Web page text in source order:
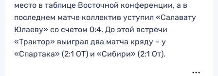
место в таблице Восточной конференции, а в
последнем матче коллектив уступил «Салавату
Юлаеву» со счетом 0:4. До этой встречи
«Трактор» выиграл два матча кряду – у
«Спартака» (2:1 ОТ) и «Сибири» (2:1 От).